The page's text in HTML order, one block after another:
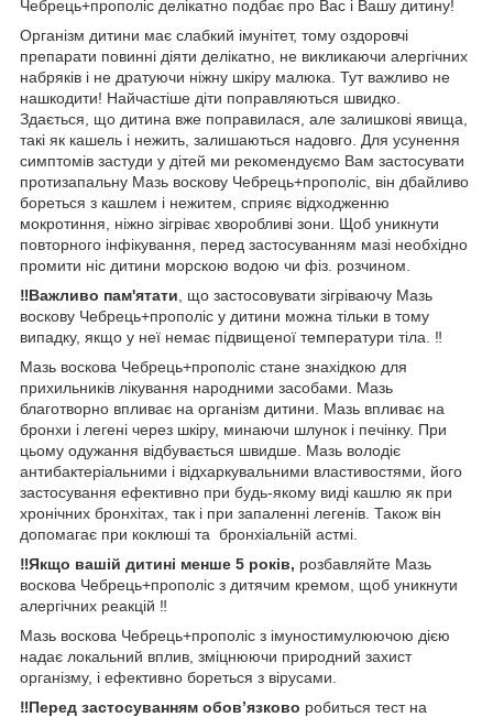
Чебрець+прополіс делікатно подбає про Вас і Вашу дитину!
Організм дитини має слабкий імунітет, тому оздоровчі
препарати повинні діяти делікатно, не викликаючи алергічних
набряків і не дратуючи ніжну шкіру малюка. Тут важливо не
нашкодити! Найчастіше діти поправляються швидко.
Здається, що дитина вже поправилася, але залишкові явища,
такі як кашель і нежить, залишаються надовго. Для усунення
симптомів застуди у дітей ми рекомендуємо Вам застосувати
протизапальну Мазь воскову Чебрець+прополіс, він дбайливо
бореться з кашлем і нежитем, сприяє відходженню
мокротиння, ніжно зігріває хворобливі зони. Щоб уникнути
повторного інфікування, перед застосуванням мазі необхідно
промити ніс дитини морскою водою чи фіз. розчином.
‼️Важливо пам'ятати , що застосовувати зігріваючу Мазь
воскову Чебрець+прополіс у дитини можна тільки в тому
випадку, якщо у неї немає підвищеної температури тіла. ‼️
Мазь воскова Чебрець+прополіс стане знахідкою для
прихильників лікування народними засобами. Мазь
благотворно впливає на організм дитини. Мазь впливає на
бронхи і легені через шкіру, минаючи шлунок і печінку. При
цьому одужання відбувається швидше. Мазь володіє
антибактеріальними і відхаркувальними властивостями, його
застосування ефективно при будь-якому виді кашлю як при
хронічних бронхітах, так і при запаленні легенів. Також він
допомагає при коклюші та бронхіальній астмі.
‼️Якщо вашій дитині менше 5 років, розбавляйте Мазь
воскова Чебрець+прополіс з дитячим кремом, щоб уникнути
алергічних реакцій ‼️
Мазь воскова Чебрець+прополіс з імуностимулюючою дією
надає локальний вплив, зміцнюючи природний захист
організму, і ефективно бореться з вірусами.
‼️Перед застосуванням обов’язково робиться тест на